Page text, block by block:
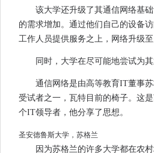
该大学还升级了其通信网络基
的需求增加。通过他们自己的设备
工作人员提供服务之上，网络升级至
同时，大学在尽可能地尝试为
通信网络是由高等教育IT董事
受试者之一，瓦特目前的椅子。这
个IT领导者，他分享了思想。
圣安德鲁斯大学，苏格兰
因为苏格兰的许多大学都在农